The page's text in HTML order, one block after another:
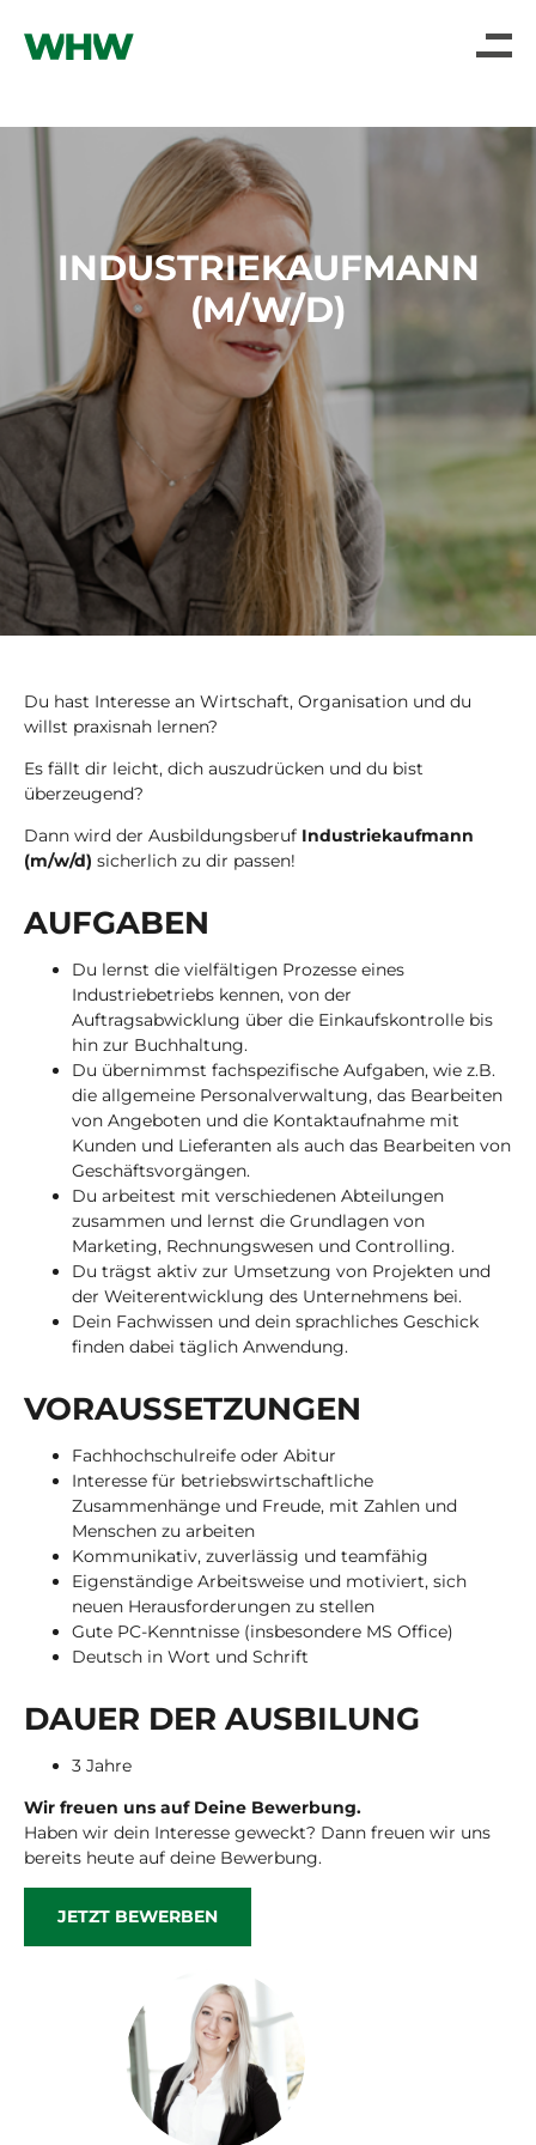
INDUSTRIEKAUFMANN
(M/W/D)
Du hast Interesse an Wirtschaft, Organisation und du
willst praxisnah lernen?
Es fällt dir leicht, dich auszudrücken und du bist
überzeugend?
Dann wird der Ausbildungsberuf Industriekaufmann
(m/w/d) sicherlich zu dir passen!
AUF­GA­BEN
Du lernst die vielfältigen Prozesse eines
Industriebetriebs kennen, von der
Auftragsabwicklung über die Einkaufskontrolle bis
hin zur Buchhaltung.
Du übernimmst fachspezifische Aufgaben, wie z.B.
die allgemeine Personalverwaltung, das Bearbeiten
von Angeboten und die Kontaktaufnahme mit
Kunden und Lieferanten als auch das Bearbeiten von
Geschäftsvorgängen.
Du arbeitest mit verschiedenen Abteilungen
zusammen und lernst die Grundlagen von
Marketing, Rechnungswesen und Controlling.
Du trägst aktiv zur Umsetzung von Projekten und
der Weiterentwicklung des Unternehmens bei.
Dein Fachwissen und dein sprachliches Geschick
finden dabei täglich Anwendung.
VOR­AUS­SET­ZUN­GEN
Fachhochschulreife oder Abitur
Interesse für betriebswirtschaftliche
Zusammenhänge und Freude, mit Zahlen und
Menschen zu arbeiten
Kommunikativ, zuverlässig und teamfähig
Eigenständige Arbeitsweise und motiviert, sich
neuen Herausforderungen zu stellen
Gute PC-Kenntnisse (insbesondere MS Office)
Deutsch in Wort und Schrift
DAUER DER AUS­BI­LUNG
3 Jahre
Wir freuen uns auf Deine Bewerbung.
Haben wir dein Interesse geweckt? Dann freuen wir uns
bereits heute auf deine Bewerbung.
JETZT BEWERBEN